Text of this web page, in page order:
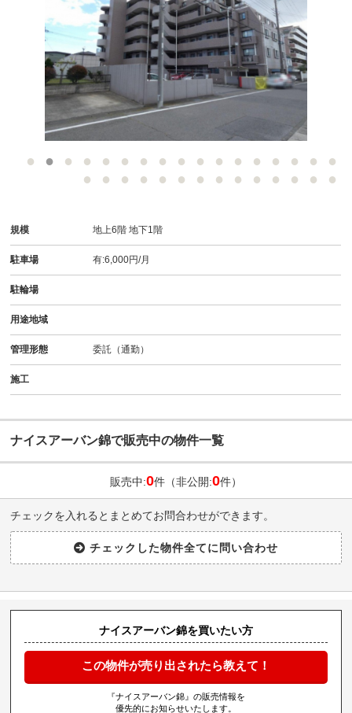
規模 地上6階 地下1階
駐車場 有:6,000円/月
駐輪場
用途地域
管理形態 委託（通勤）
施工
ナイスアーバン錦で販売中の物件一覧
販売中:0件（非公開:0件）
チェックを入れるとまとめてお問合わせができます。
ナイスアーバン錦を買いたい方
この物件が売り出されたら教えて！
『ナイスアーバン錦』の販売情報を
優先的にお知らせいたします。